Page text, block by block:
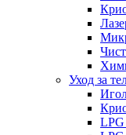
Уход за
LPG